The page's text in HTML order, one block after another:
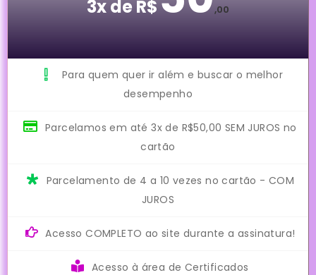
3x de R$ ,00
Para quem quer ir além e buscar o melhor
desempenho
Parcelamos em até 3x de R$50,00 SEM JUROS no
cartão
Parcelamento de 4 a 10 vezes no cartão - COM
JUROS
Acesso COMPLETO ao site durante a assinatura!
Acesso à área de Certificados